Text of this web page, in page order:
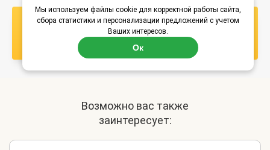
Узнать стоимость
перевозки
Возможно вас также
заинтересует:
Мы используем файлы cookie для корректной работы сайта,
сбора статистики и персонализации предложений с учетом
Ваших интересов.
Ок